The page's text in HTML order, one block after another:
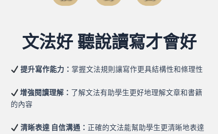
文法好 聽說讀寫才會好​
提升寫作能力： 掌握文法規則讓寫作更具結構性和條理性
增強閱讀理解： 了解文法有助學生更好地理解文章和書籍
的內容
清晰表達 自信溝通： 正確的文法能幫助學生更清晰地表達